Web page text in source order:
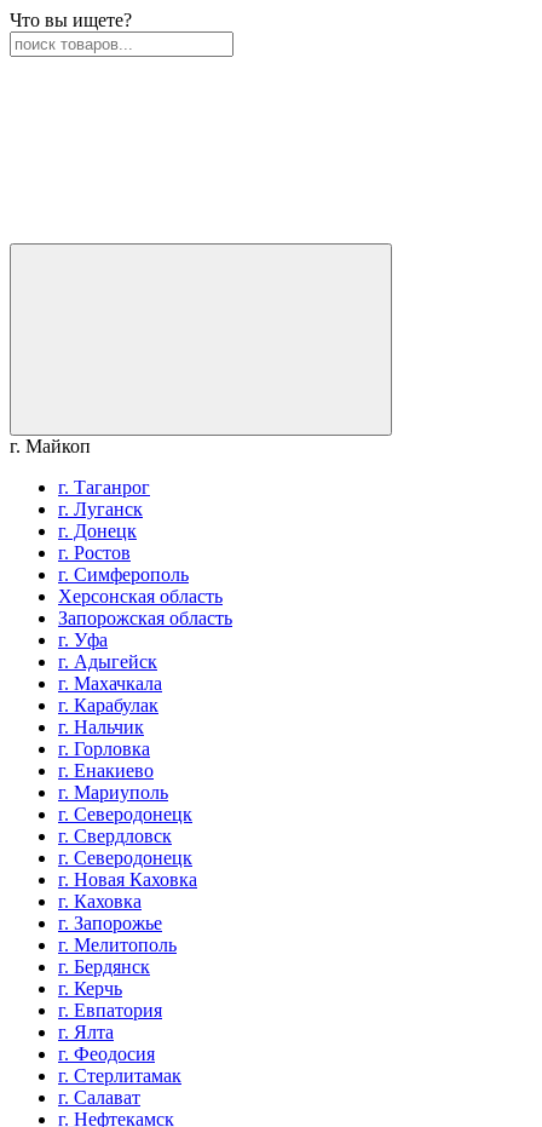
Что вы ищете?
г. Майкоп
г. Таганрог
г. Луганск
г. Донецк
г. Ростов
г. Симферополь
Херсонская область
Запорожская область
г. Уфа
г. Адыгейск
г. Махачкала
г. Карабулак
г. Нальчик
г. Горловка
г. Енакиево
г. Мариуполь
г. Северодонецк
г. Свердловск
г. Северодонецк
г. Новая Каховка
г. Каховка
г. Запорожье
г. Мелитополь
г. Бердянск
г. Керчь
г. Евпатория
г. Ялта
г. Феодосия
г. Стерлитамак
г. Салават
г. Нефтекамск